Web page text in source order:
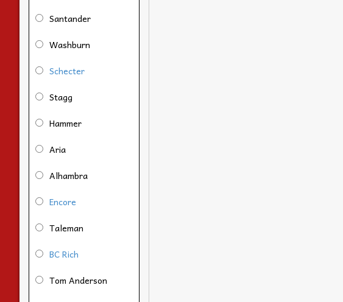
Santander
Washburn
Schecter
Stagg
Hammer
Aria
Alhambra
Encore
Taleman
BC Rich
Tom Anderson